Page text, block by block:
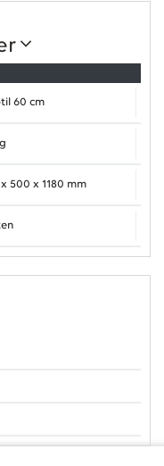
60 cm
500 x 1180 mm